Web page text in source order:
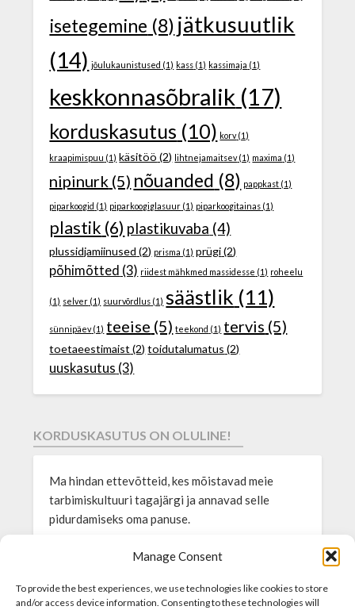
Manage Consent
To provide the best experiences, we use technologies like cookies to store
and/or access device information. Consenting to these technologies will
isetegemine (8) jätkusuutlik
(14) jõulukaunistused (1) kass (1) kassimaja (1)
keskkonnasõbralik (17)
korduskasutus (10) korv(1)
kraapimispuu (1) käsitöö (2) lihtnejamaitsev(1) maxima (1)
nipinurk (5) nõuanded (8) pappkast (1)
piparkoogid (1) piparkoogiglasuur (1) piparkoogitainas (1)
plastik (6) plastikuvaba (4)
plussidjamiinused (2) prisma (1) prügi(2)
põhimõtted (3) riidest mähkmed massidesse (1) roheelu
(1) selver (1) suurvõrdlus (1) säästlik (11)
sünnipäev(1) teeise (5) teekond (1) tervis (5)
toetaeestimaist(2) toidutalumatus (2)
uuskasutus (3)
KORDUSKASUTUS ON OLULINE!
Ma hindan ettevõtteid, kes mõistavad meie
tarbimiskultuuri tagajärgi ja annavad selle
pidurdamiseks oma panuse.
Sülearvutid24 müübainultkasutatud äriklassi
kvaliteetsed. Korduskasutades juba